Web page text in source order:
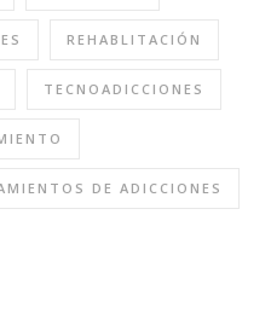
REHABLITACIÓN
TECNOADICCIONES
DE ADICCIONES